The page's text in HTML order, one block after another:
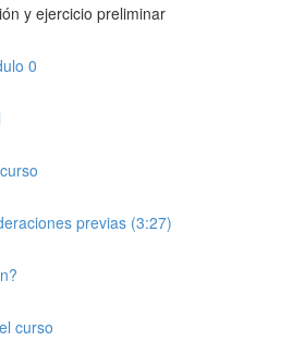
y ejercicio preliminar
0
previas (3:27)
curso